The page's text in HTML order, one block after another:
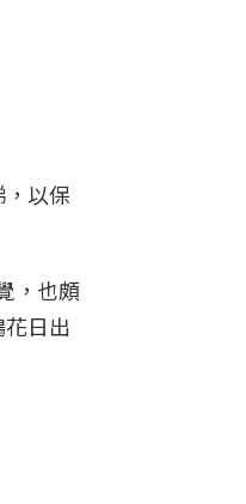
以保
，也頗
日出